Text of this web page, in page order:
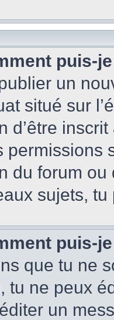
puis-
un
situé sur
d’être
permissions
du forum
sujets,
puis-
que tu ne
tu ne peux
un